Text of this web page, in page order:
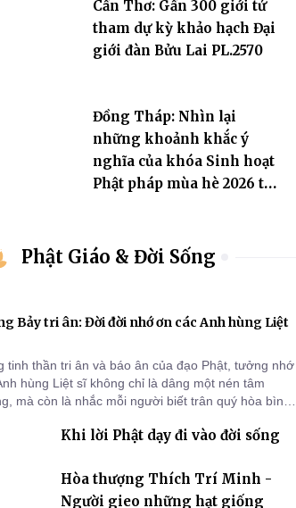
Cần Thơ: Gần 300 giới tử
tham dự kỳ khảo hạch Đại
giới đàn Bửu Lai PL.2570
Đồng Tháp: Nhìn lại
những khoảnh khắc ý
nghĩa của khóa Sinh hoạt
Phật pháp mùa hè 2026 tại
Phật Giáo & Đời Sống
Bảy tri ân: Đời đời nhớ ơn các Anh hùng Liệt
tinh thần tri ân và báo ân của đạo Phật, tưởng nhớ
hùng Liệt sĩ không chỉ là dâng một nén tâm
mà còn là nhắc mỗi người biết trân quý hòa bình,
Khi lời Phật dạy đi vào đời sống
Hòa thượng Thích Trí Minh -
Người gieo những hạt giống